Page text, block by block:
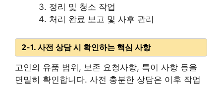
정리 및 청소 작업
처리 완료 보고 및 사후 관리
2-1. 사전 상담 시 확인하는 핵심 사항
고인의 유품 범위, 보존 요청사항, 특이 사항 등을
면밀히 확인합니다. 사전 충분한 상담은 이후 작업